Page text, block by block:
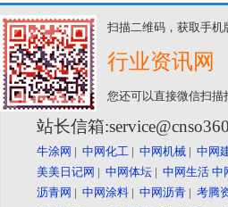
扫描二维码，获取手机
行业资讯网
您还可以直接微信扫描
站长信箱
牛涂网 | 中网化工 | 中网机械 | 中网
美美日记网 | 中网体坛 | 中网生活 中
沥青网 | 中网涂料 | 中网沥青 | 考腾